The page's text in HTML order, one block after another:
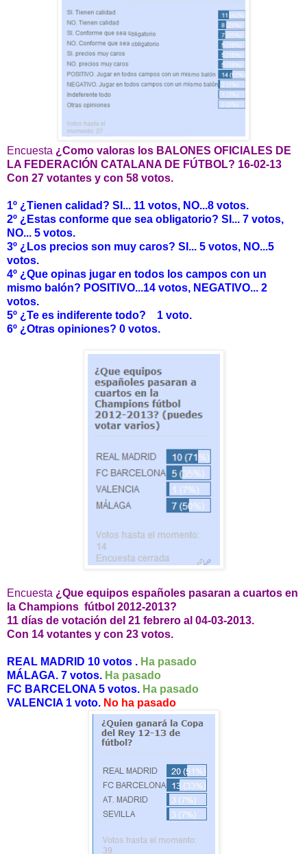
Encuesta ¿Como valoras los BALONES OFICIALES DE
LA FEDERACIÓN CATALANA DE FÚTBOL? 16-02-13
Con 27 votantes y con 58 votos.
1º ¿Tienen calidad? SI... 11 votos, NO...8 votos.
2º ¿Estas conforme que sea obligatorio? SI... 7 votos,
NO... 5 votos.
3º ¿Los precios son muy caros? SI... 5 votos, NO...5
votos.
4º ¿Que opinas jugar en todos los campos con un
mismo balón? POSITIVO...14 votos, NEGATIVO... 2
votos.
5º ¿Te es indiferente todo? 1 voto.
6º ¿Otras opiniones? 0 votos.
Encuesta ¿Que equipos españoles pasaran a cuartos en
la Champions fútbol 2012-2013?
11 días de votación del 21 febrero al 04-03-2013.
Con 14 votantes y con 23 votos.
REAL MADRID 10 votos . Ha pasado
MÁLAGA. 7 votos. Ha pasado
FC BARCELONA 5 votos. Ha pasado
VALENCIA 1 voto. No ha pasado